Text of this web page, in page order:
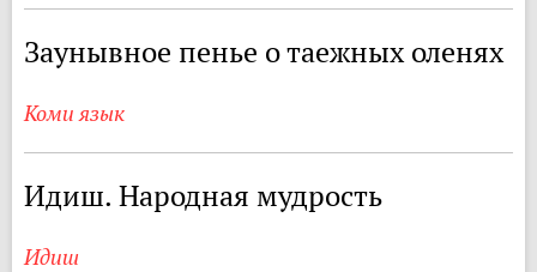
Заунывное пенье о таежных оленях
Коми язык
Идиш. Народная мудрость
Идиш